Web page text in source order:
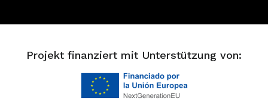
Projekt finanziert mit Unterstützung von: